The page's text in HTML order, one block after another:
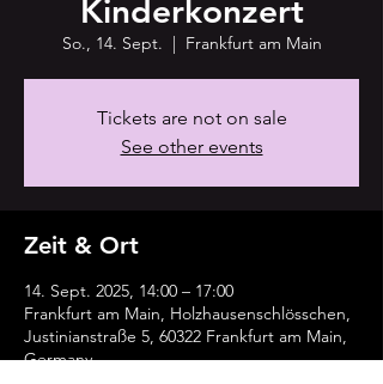
Kinderkonzert
So., 14. Sept.
  |
Frankfurt am Main
Tickets are not on sale
See other events
Zeit & Ort
14. Sept. 2025, 14:00 – 17:00
Frankfurt am Main, Holzhausenschlösschen,
Justinianstraße 5, 60322 Frankfurt am Main,
Germany